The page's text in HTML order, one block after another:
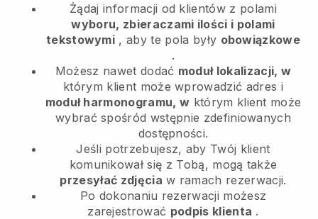
Żądaj informacji od klientów z polami
wyboru, zbieraczami ilości i polami
tekstowymi , aby te pola były obowiązkowe
.
Możesz nawet dodać moduł lokalizacji, w
którym klient może wprowadzić adres i
moduł harmonogramu, w którym klient może
wybrać spośród wstępnie zdefiniowanych
dostępności.
Jeśli potrzebujesz, aby Twój klient
komunikował się z Tobą, mogą także
przesyłać zdjęcia w ramach rezerwacji.
Po dokonaniu rezerwacji możesz
zarejestrować podpis klienta .